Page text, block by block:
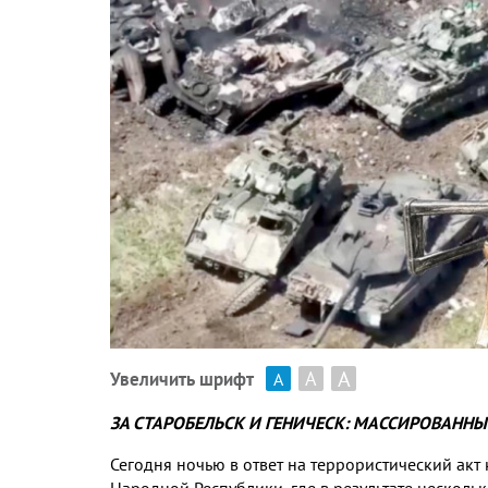
Увеличить шрифт А А А
ЗА СТАРОБЕЛЬСК И ГЕНИЧЕСК:
Сегодня ночью в ответ на террористический